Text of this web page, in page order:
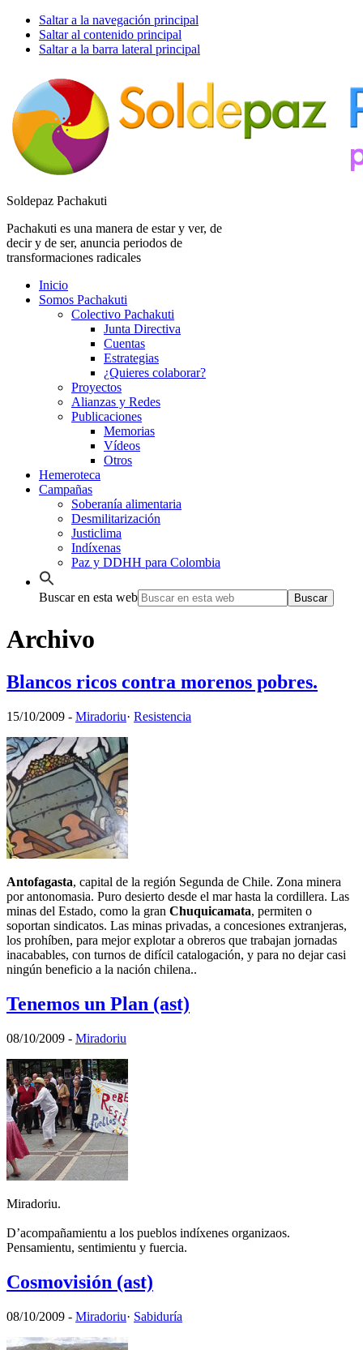
Saltar a la navegación principal
Saltar al contenido principal
Saltar a la barra lateral principal
Soldepaz Pachakuti
Pachakuti es una manera de estar y ver, de
decir y de ser, anuncia periodos de
transformaciones radicales
Inicio
Somos Pachakuti
Colectivo Pachakuti
Junta Directiva
Cuentas
Estrategias
¿Quieres colaborar?
Proyectos
Alianzas y Redes
Publicaciones
Memorias
Vídeos
Otros
Hemeroteca
Campañas
Soberanía alimentaria
Desmilitarización
Justiclima
Indíxenas
Paz y DDHH para Colombia
Buscar en esta web
Archivo
Blancos ricos contra morenos pobres.
15/10/2009 - Miradoriu· Resistencia
Antofagasta, capital de la región Segunda de Chile. Zona minera
por antonomasia. Puro desierto desde el mar hasta la cordillera. Las
minas del Estado, como la gran Chuquicamata, permiten o
soportan sindicatos. Las minas privadas, a concesiones extranjeras,
los prohíben, para mejor explotar a obreros que trabajan jornadas
inacabables, con turnos de difícil catalogación, y para no dejar casi
ningún beneficio a la nación chilena..
Tenemos un Plan (ast)
08/10/2009 - Miradoriu
Miradoriu.
D’acompañamientu a los pueblos indíxenes organizaos.
Pensamientu, sentimientu y fuercia.
Cosmovisión (ast)
08/10/2009 - Miradoriu· Sabiduría